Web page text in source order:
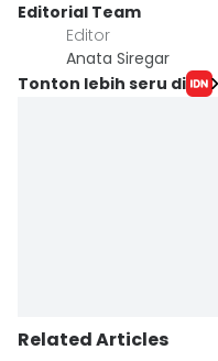
Editorial Team
Editor
Anata Siregar
Tonton lebih seru di
Related Articles